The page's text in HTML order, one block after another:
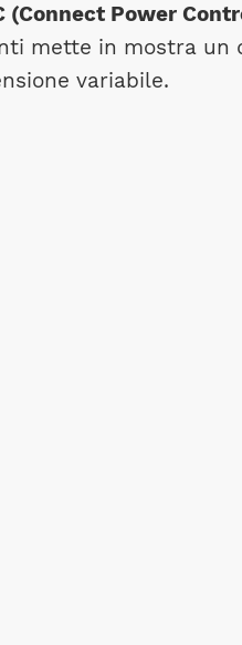
(Connect Power
mette in mostra
variabile.